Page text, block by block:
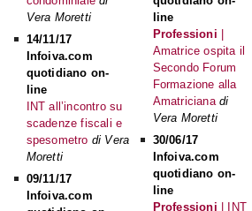
Vera Moretti
14/11/17
Infoiva.com
quotidiano on-
line
INT all’incontro su
scadenze fiscali e
spesometro di Vera
Moretti
09/11/17
Infoiva.com
line
Professioni |
Amatrice ospita il
Secondo Forum
Formazione alla
Amatriciana di
Vera Moretti
30/06/17
Infoiva.com
quotidiano on-
line
Professioni | INT